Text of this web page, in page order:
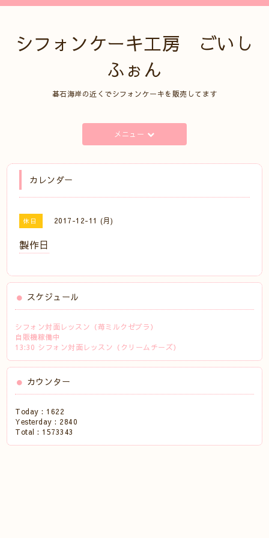
シフォンケーキ工房 ごいし
ふぉん
碁石海岸の近くでシフォンケーキを販売してます
メニュー
カレンダー
休日 2017-12-11 (月)
製作日
スケジュール
シフォン対面レッスン（苺ミルクゼブラ）
自販機稼働中
13:30 シフォン対面レッスン（クリームチーズ）
カウンター
Today : 1622
Yesterday : 2840
Total : 1573343